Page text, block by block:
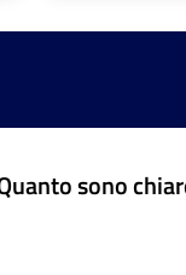
sono